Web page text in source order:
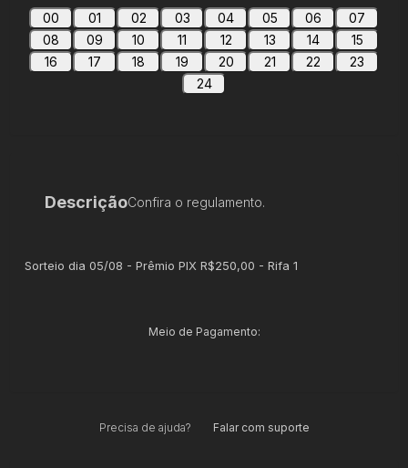
00 01 02 03 04 05 06
07
08
09 10 11 12 13 14
15
16
17 18 19 20 21 22
23
24
DescriçãoConfira o regulamento.
Sorteio dia 05/08 - Prêmio PIX R$250,00 - Rifa 1
Meio de Pagamento:
Precisa de ajuda? Falar com suporte